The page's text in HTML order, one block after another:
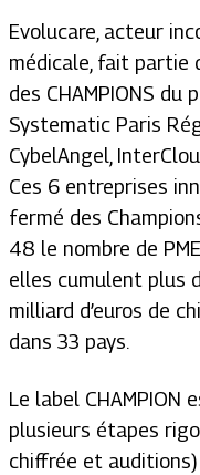
Evolucare, acteur
médicale, fait partie
des CHAMPIONS
Systematic Paris
CybelAngel,
Ces 6 entreprises
fermé des
48 le nombre de
elles cumulent plus
milliard d’euros de
dans 33 pays.
Le label CHAMPION
plusieurs étapes
chiffrée et